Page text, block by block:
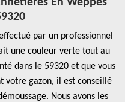
En Weppes
par un professionnel
une couleur verte tout au
dans le 59320 et que vous
votre gazon, il est conseillé
Nous avons les